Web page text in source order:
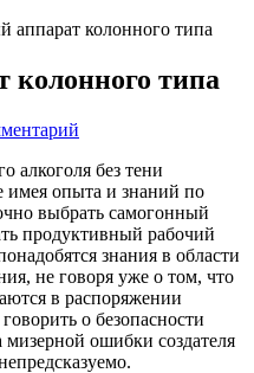
аппарат колонного типа
колонного типа
алкоголя без тени
имея опыта и знаний по
выбрать самогонный
продуктивный рабочий
знания в области
не говоря уже о том, что
в распоряжении
о безопасности
ошибки создателя